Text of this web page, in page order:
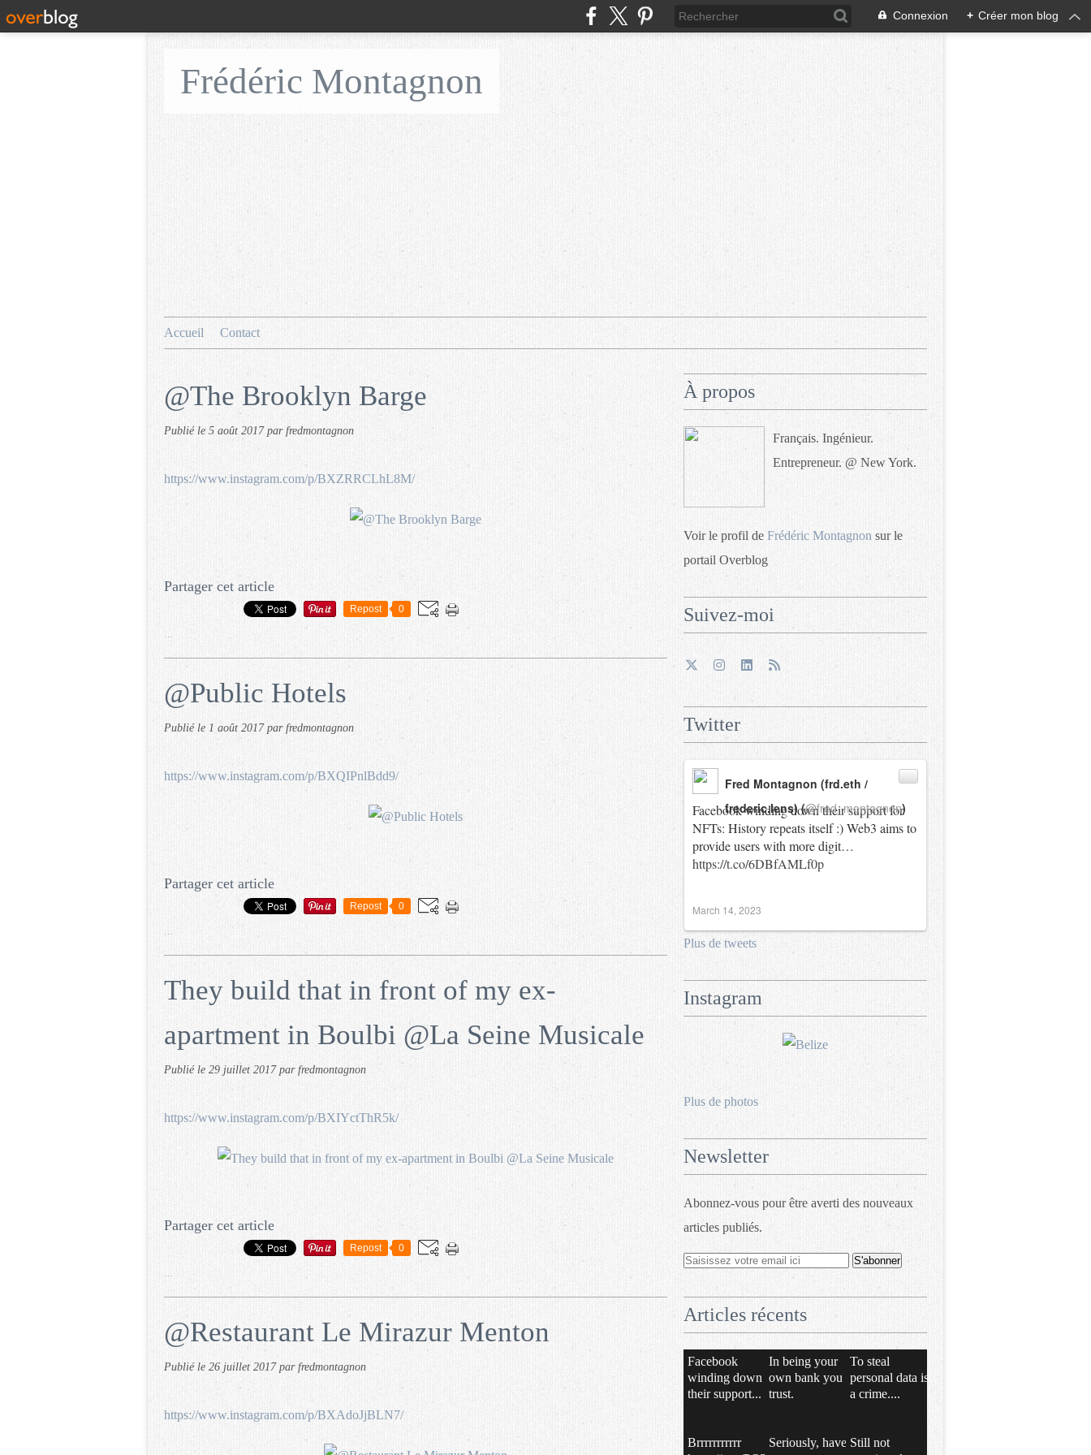
Connexion + Créer mon blog
Frédéric Montagnon
Accueil Contact
@The Brooklyn Barge
Publié le 5 août 2017par fredmontagnon
https://www.instagram.com/p/BXZRRCLhL8M/
Partager cet article
Repost 0
@Public Hotels
Publié le 1 août 2017par fredmontagnon
https://www.instagram.com/p/BXQIPnlBdd9/
Partager cet article
Repost 0
They build that in front of my ex-
apartment in Boulbi @La Seine Musicale
Publié le 29 juillet 2017par fredmontagnon
https://www.instagram.com/p/BXIYctThR5k/
Partager cet article
Repost 0
@Restaurant Le Mirazur Menton
Publié le 26 juillet 2017par fredmontagnon
https://www.instagram.com/p/BXAdoJjBLN7/
À propos
Français. Ingénieur.
Entrepreneur. @ New York.
Voir le profil de Frédéric Montagnon sur le
portail Overblog
Suivez-moi
Twitter
Facebook winding down their support for
NFTs: History repeats itself :) Web3 aims to
provide users with more digit…
https://t.co/6DBfAMLf0p
Fred Montagnon (frd.eth /
frederic.lens) (@fred_montagnon)
March 14, 2023
Plus de tweets
Instagram
Plus de photos
Newsletter
Abonnez-vous pour être averti des nouveaux
articles publiés.
Articles récents
Facebook
winding down
their support...
In being your
own bank you
trust.
To steal
personal data is
a crime....
Brrrrrrrrrrr
Seriously, have Still not